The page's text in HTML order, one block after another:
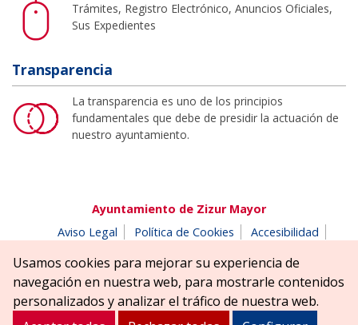
Trámites, Registro Electrónico, Anuncios Oficiales,
Sus Expedientes
Transparencia
La transparencia es uno de los principios
fundamentales que debe de presidir la actuación de
nuestro ayuntamiento.
Ayuntamiento de Zizur Mayor
Aviso Legal
Política de Cookies
Accesibilidad
Parque Erreniega parkea, s/n | 31180 Zizur Mayor-Zizur
Nagusia (NAVARRA-NAFARROA)
Tel. 948 181900
ayuntamiento@zizurmayor.es
Usamos cookies para mejorar su experiencia de
navegación en nuestra web, para mostrarle contenidos
personalizados y analizar el tráfico de nuestra web.